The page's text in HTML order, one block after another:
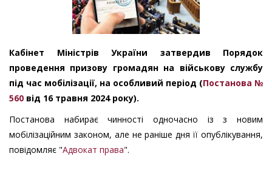
Кабінет Міністрів України затвердив Порядок
проведення призову громадян на військову службу
під час мобілізації, на особливий період (Постанова №
560 від 16 травня 2024 року).
Постанова набирає чинності одночасно із з новим
мобілізаційним законом, але не раніше дня її опублікування,
повідомляє "Адвокат права".